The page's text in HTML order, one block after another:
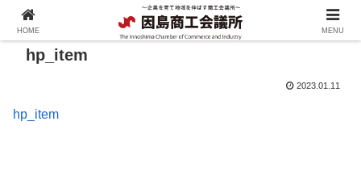
hp_item
2023.01.11
hp_item
HOME MENU